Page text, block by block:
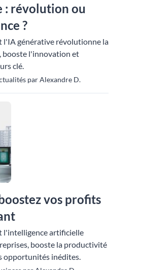
: révolution ou
?
l'IA générative révolutionne la
booste l'innovation et
clé.
par Alexandre D.
vos profits
l'intelligence artificielle
booste la productivité
opportunités inédites.